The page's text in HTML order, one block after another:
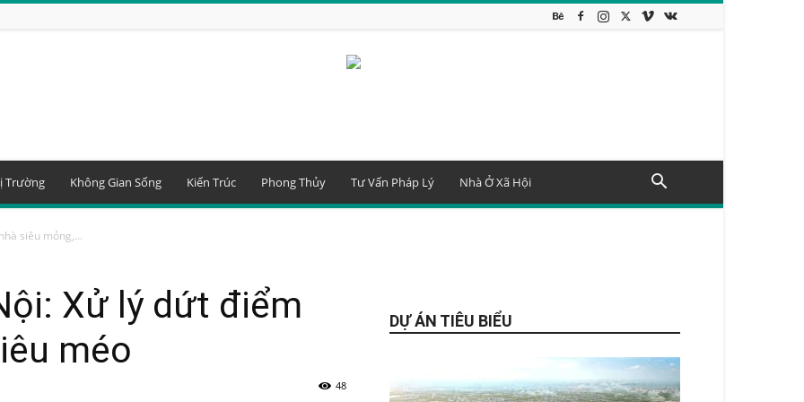
Trường Không Gian Sống Kiến Trúc Phong Thủy Tư Vấn Pháp Lý Nhà Ở Xã Hội
siêu mỏng,...
Xử lý dứt điểm
méo
48
DỰ ÁN TIÊU BIỂU